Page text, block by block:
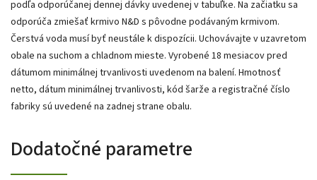
podľa odporúčanej dennej dávky uvedenej v tabuľke. Na začiatku sa
odporúča zmiešať krmivo N&D s pôvodne podávaným krmivom.
Čerstvá voda musí byť neustále k dispozícii. Uchovávajte v uzavretom
obale na suchom a chladnom mieste. Vyrobené 18 mesiacov pred
dátumom minimálnej trvanlivosti uvedenom na balení. Hmotnosť
netto, dátum minimálnej trvanlivosti, kód šarže a registračné číslo
fabriky sú uvedené na zadnej strane obalu.
Dodatočné parametre